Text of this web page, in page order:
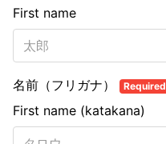
First name
名前（フリガナ） Required
First name (katakana)